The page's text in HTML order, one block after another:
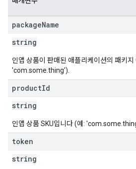
packageName
string
인앱 상품이 판매된 애플리케이션의 패키지
'com.some.thing').
productId
string
인앱 상품 SKU입니다 (예:
token
string